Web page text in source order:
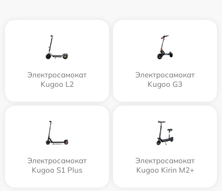
Электросамокат
Kugoo L2
Электросамокат
Kugoo G3
Электросамокат
Kugoo S1 Plus
Электросамокат
Kugoo Kirin M2+